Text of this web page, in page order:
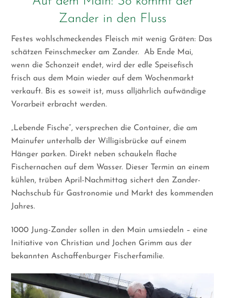
Zander in den Fluss
Festes wohlschmeckendes Fleisch mit wenig Gräten: Das
schätzen Feinschmecker am Zander. Ab Ende Mai,
wenn die Schonzeit endet, wird der edle Speisefisch
frisch aus dem Main wieder auf dem Wochenmarkt
verkauft. Bis es soweit ist, muss alljährlich aufwändige
Vorarbeit erbracht werden.
„Lebende Fische“, versprechen die Container, die am
Mainufer unterhalb der Willigisbrücke auf einem
Hänger parken. Direkt neben schaukeln flache
Fischernachen auf dem Wasser. Dieser Termin an einem
kühlen, trüben April-Nachmittag sichert den Zander-
Nachschub für Gastronomie und Markt des kommenden
Jahres.
1000 Jung-Zander sollen in den Main umsiedeln – eine
Initiative von Christian und Jochen Grimm aus der
bekannten Aschaffenburger Fischerfamilie.